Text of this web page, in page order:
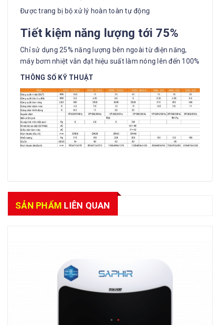
Được trang bị bộ xử lý hoàn toàn tự động
Tiết kiệm năng lượng tới 75%
Chỉ sử dụng 25% năng lượng bên ngoài từ điện năng,
máy bơm nhiệt vẫn đạt hiệu suất làm nóng lên đến 100%
THÔNG SỐ KỸ THUẬT
SẢN PHẨM LIÊN QUAN